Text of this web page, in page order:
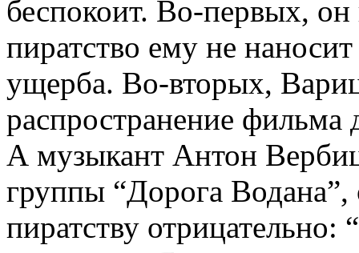
беспокоит. Во-­первых, он
пиратство ему не
ущерба. Во-­вторых,
распространение фильма
А музыкант Антон
группы “Дорога
пиратству отрицательно: